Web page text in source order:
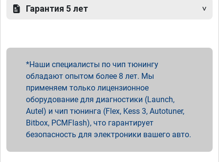
Гарантия 5 лет
Наши специалисты по чип тюнингу
обладают опытом более 8 лет. Мы
применяем только лицензионное
оборудование для диагностики (Launch,
Autel) и чип тюнинга (Flex, Kess 3, Autotuner,
Bitbox, PCMFlash), что гарантирует
безопасность для электроники вашего авто.